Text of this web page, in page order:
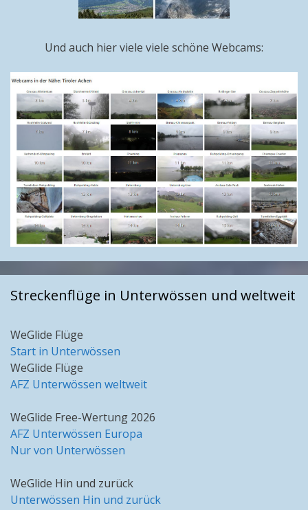
Und auch hier viele viele schöne Webcams:
Streckenflüge in Unterwössen und weltweit
WeGlide Flüge
Start in Unterwössen
WeGlide Flüge
AFZ Unterwössen weltweit
WeGlide Free-Wertung 2026
AFZ Unterwössen Europa
Nur von Unterwössen
WeGlide Hin und zurück
Unterwössen Hin und zurück